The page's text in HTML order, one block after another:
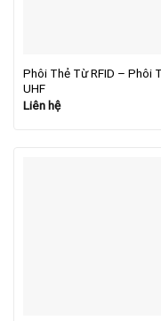
Phôi Thẻ Từ RFID – Phôi
UHF
Liên hệ